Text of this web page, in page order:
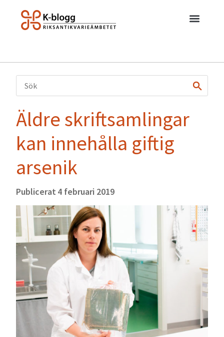
Äldre skriftsamlingar
kan innehålla giftig
arsenik
Publicerat 4 februari 2019